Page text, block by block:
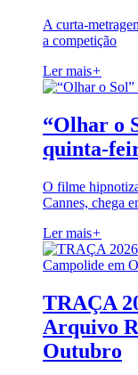
A curta-
a competição
Ler mais+
“Olhar o
quinta-
O filme
Cannes, chega
Ler mais+
TRAÇA
Arquivo
Outubro